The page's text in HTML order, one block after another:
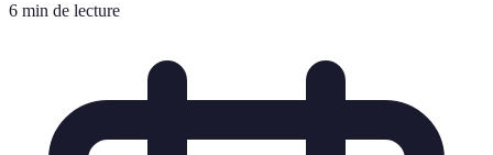
6 min de lecture